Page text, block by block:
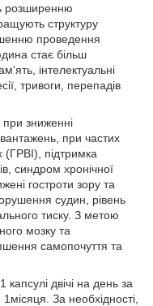
розширенню
структуру
проведення
стає більш
інтелектуальні
тривоги, перепадів
при зниженні
при частих
підтримка
синдром хронічної
гостроти зору та
судин, рівень
тиску. З метою
мозку та
самопочуття та
двічі на день за
За необхідності,